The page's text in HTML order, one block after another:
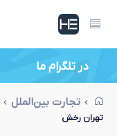
در تلگرام ما
تجارت بین‌الملل
تهران رخش